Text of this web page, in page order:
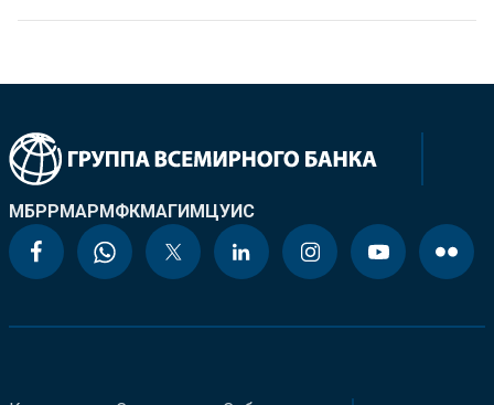
МБРРМАРМФКМАГИМЦУИС